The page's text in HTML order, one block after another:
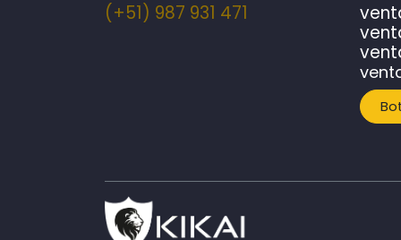
(+51) 987 931 471
v